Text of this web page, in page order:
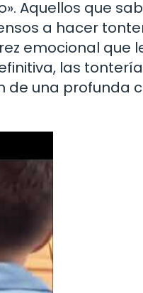
Aquellos que
a hacer
emocional que
las
de una profunda